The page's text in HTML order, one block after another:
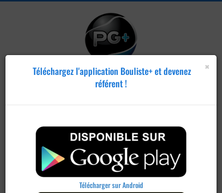
concours
×
Téléchargez l'application Bouliste+ et devenez
référent !
Télécharger sur Android